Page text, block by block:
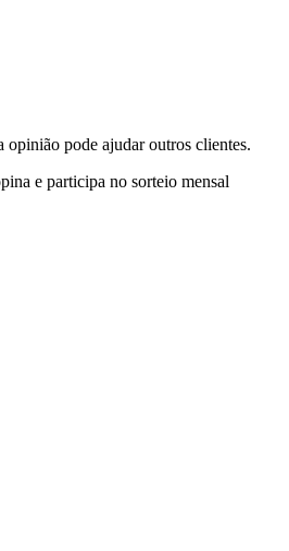
opinião pode ajudar outros clientes.
e participa no sorteio mensal